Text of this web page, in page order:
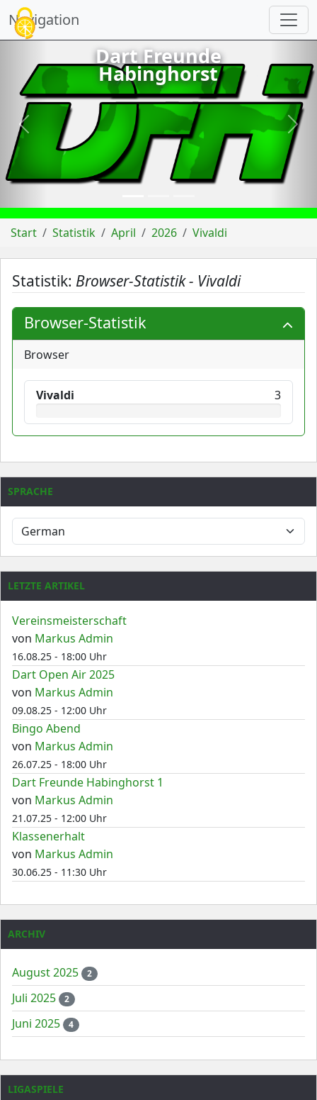
Navigation
vorheriges
Dart Freunde
Habinghorst
Start Statistik April 2026 Vivaldi
Statistik: Browser-Statistik - Vivaldi
Browser-Statistik
Browser
Vivaldi 3
SPRACHE
LETZTE ARTIKEL
Vereinsmeisterschaft
von Markus Admin
16.08.25 - 18:00 Uhr
Dart Open Air 2025
von Markus Admin
09.08.25 - 12:00 Uhr
Bingo Abend
von Markus Admin
26.07.25 - 18:00 Uhr
Dart Freunde Habinghorst 1
von Markus Admin
21.07.25 - 12:00 Uhr
Klassenerhalt
von Markus Admin
30.06.25 - 11:30 Uhr
ARCHIV
August 2025 2
Juli 2025 2
Juni 2025 4
LIGASPIELE
Cookie-Einstellungen